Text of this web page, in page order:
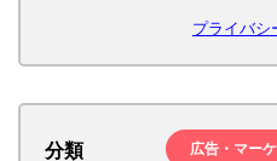
プライバシ
分類 広告・マー